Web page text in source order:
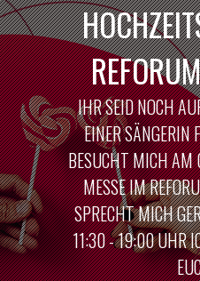
IHR SEID NOCH
EINER SÄNGERIN
BESUCHT MICH
MESSE IM
SPRECHT MICH
11:30 - 19:00 UHR